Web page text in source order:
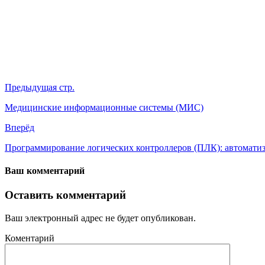
Предыдущая стр.
Медицинские информационные системы (МИС)
Вперёд
Программирование логических контроллеров (ПЛК):
Ваш комментарий
Оставить комментарий
Ваш электронный адрес не будет опубликован.
Коментарий